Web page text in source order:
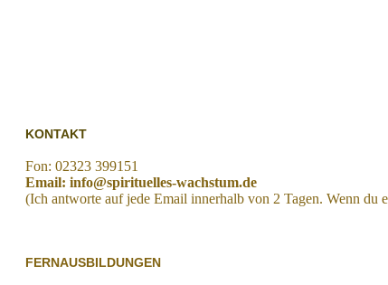
KONTAKT
Fon: 02323 399151
Email: info@spirituelles-wachstum.de
(Ich antworte auf jede Email innerhalb von 2 Tagen. Wenn du
FERNAUSBILDUNGEN